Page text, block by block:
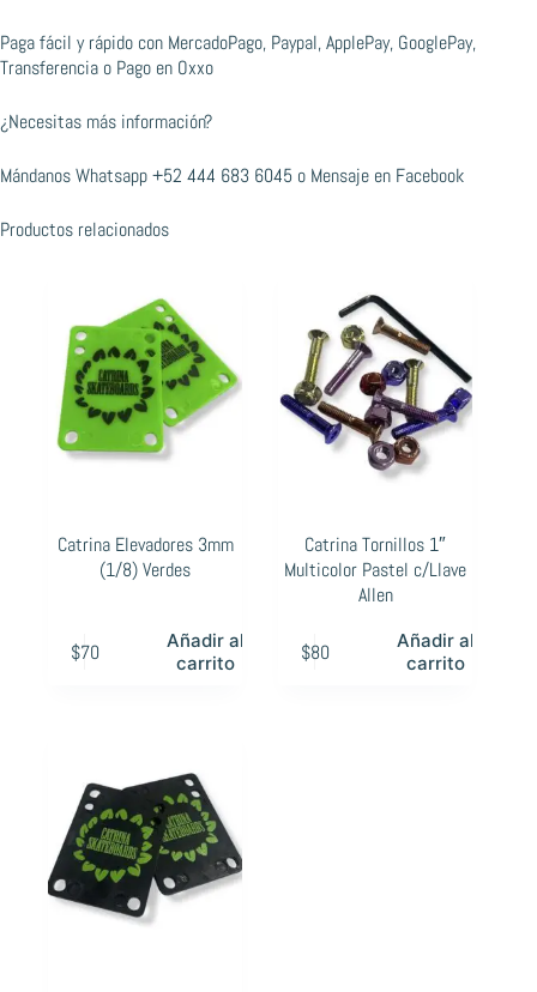
Paga fácil y rápido con MercadoPago, Paypal, ApplePay, GooglePay,
Transferencia o Pago en Oxxo
¿Necesitas más información?
Mándanos Whatsapp+52 444 683 6045 o Mensaje en Facebook
Productos relacionados
Catrina Elevadores 3mm
(1/8) Verdes
$70
Añadir al
carrito
Catrina Tornillos 1″
Multicolor Pastel c/Llave
Allen
$80
Añadir al
carrito